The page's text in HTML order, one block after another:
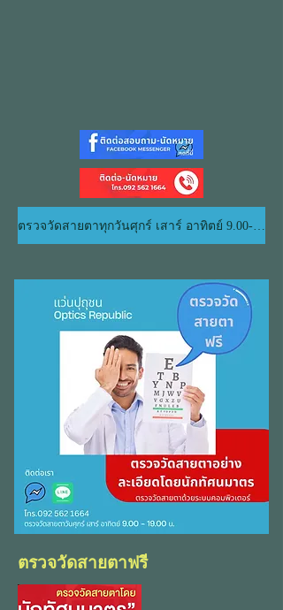
ตรวจวัดสายตาทุกวันศุกร์ เสาร์ อาทิตย์ 9.00-19.00
ตรวจวัดสายตาฟรี